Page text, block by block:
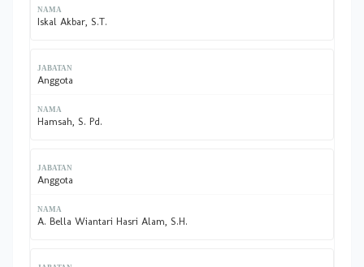
Iskal Akbar, S.T.
Anggota
Hamsah, S. Pd.
Anggota
A. Bella Wiantari Hasri Alam, S.H.